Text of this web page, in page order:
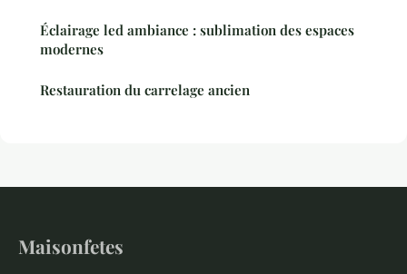
Éclairage led ambiance : sublimation des espaces
modernes
Restauration du carrelage ancien
Maisonfetes